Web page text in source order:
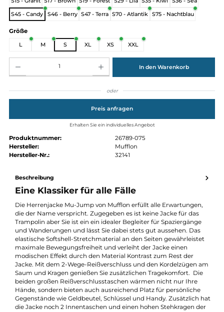
Farbeauswählen
S01 - Kohle
S15 - Granit
S17 - Brown S19 - Forest S29 - Lila
Größe
L M S XL XS XXL
Produkt Anzahl: Gib den gewünschten Wert ein oder benutze die Schaltflächen um die
oder
Produktnummer:
26789-075
Hersteller:
Mufflon
Hersteller-Nr.:
32141
Beschreibung
Eine Klassiker für alle Fälle
Die Herrenjacke Mu-Jump von Mufflon erfüllt alle
die der Name verspricht. Zugegeben es ist keine Jacke für das
Trampolin aber Sie ist ein ein idealer Begleiter für Spaziergänge
und Wanderungen und lässt Sie dabei stets gut aussehen. Das
elastische Softshell-Stretchmaterial an den Seiten